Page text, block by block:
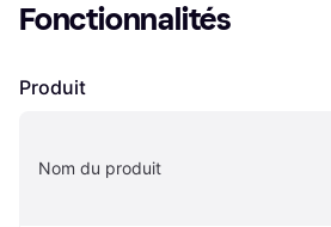
Fonctionnalités
Produit
Nom du produit